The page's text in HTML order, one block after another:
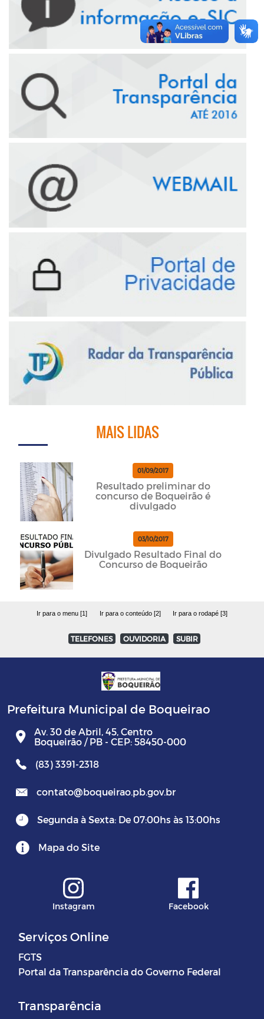
MAIS LIDAS
01/09/2017
Resultado preliminar do
concurso de Boqueirão é
divulgado
03/10/2017
Divulgado Resultado Final do
Concurso de Boqueirão
Ir para o menu [1] Ir para o conteúdo [2] Ir para o rodapé [3]
TELEFONES OUVIDORIA SUBIR
Prefeitura Municipal de Boqueirao
Av. 30 de Abril, 45, Centro
Boqueirão / PB - CEP: 58450-000
(83) 3391-2318
contato@boqueirao.pb.gov.br
Segunda à Sexta: De 07:00hs às 13:00hs
Mapa do Site
Instagram Facebook
Serviços Online
FGTS
Portal da Transparência do Governo Federal
Transparência